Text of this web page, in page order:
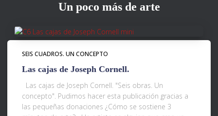
Un poco más de arte
SEIS CUADROS. UN CONCEPTO
Las cajas de Joseph Cornell.
Las cajas de Joseph Cornell. "Seis obras. Un
concepto". Pudimos hacer esta publicación gracias a
las pequeñas donaciones ¿Cómo se sostiene 3